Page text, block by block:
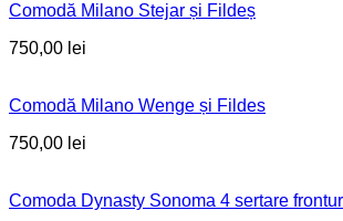
Comodă Milano Stejar și Fildeș
750,00 lei
Comodă Milano Wenge și Fildes
750,00 lei
Comoda Dynasty Sonoma 4 sertare